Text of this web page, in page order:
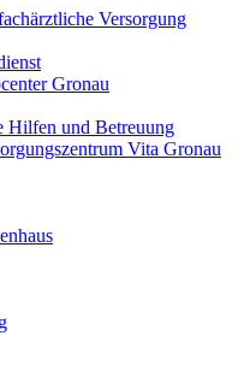
Versorgung
Gronau
Hilfen und Betreuung
Vita Gronau